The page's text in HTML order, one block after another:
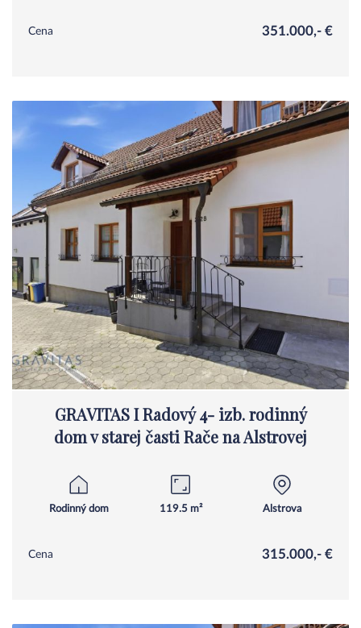
Cena 351.000,- €
GRAVITAS I Radový 4- izb. rodinný
dom v starej časti Rače na Alstrovej
Rodinný dom 119.5 m² Alstrova
Cena 315.000,- €